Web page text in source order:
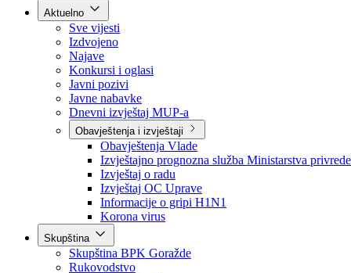
Kontakt
Aktuelno
Sve vijesti
Izdvojeno
Najave
Konkursi i oglasi
Javni pozivi
Javne nabavke
Dnevni izvještaj MUP-a
Obavještenja i izvještaji
Obavještenja Vlade
Izvještajno prognozna služba Ministarstva privrede
Izvještaj o radu
Izvještaj OC Uprave
Informacije o gripi H1N1
Korona virus